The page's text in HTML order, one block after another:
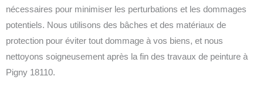
nécessaires pour minimiser les perturbations et les dommages
potentiels. Nous utilisons des bâches et des matériaux de
protection pour éviter tout dommage à vos biens, et nous
nettoyons soigneusement après la fin des travaux de peinture à
Pigny 18110.